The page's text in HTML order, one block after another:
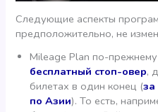
Следующие аспекты
предположительно, не
Mileage Plan по-
бесплатный стоп-овер,
билетах в один конец (
по Азии). То есть,